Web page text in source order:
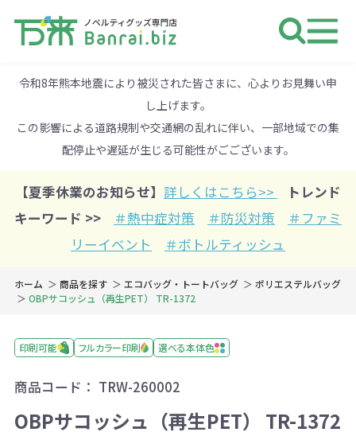
令和8年熊本地震により被災された皆さまに、心よりお見舞い申
し上げます。
この影響による道路規制や交通網の乱れに伴い、一部地域での集
配停止や遅延が生じる可能性がごございます。
【夏季休業のお知らせ】 詳しくはこちら>>
トレンド
キーワード >>
＃熱中症対策 ＃防災対策
＃ファミ
リーイベント
＃ボトルティッシュ
ホーム 商品を探す エコバッグ・トートバッグ
ポリエステルバッグ
OBPサコッシュ（再生PET） TR-1372
印刷可能 フルカラー印刷 選べる本体色
商品コード： TRW-260002
OBPサコッシュ（再生PET） TR-1372